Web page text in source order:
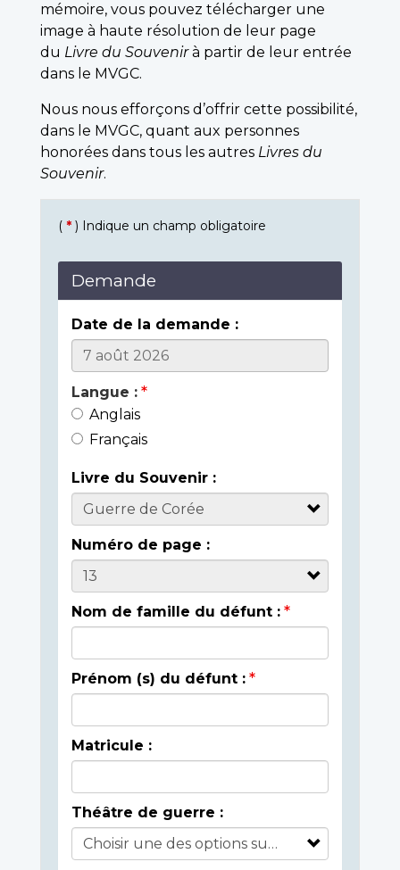
mémoire, vous pouvez télécharger une
image à haute résolution de leur page
du Livre du Souvenirà partir de leur entrée
dans le MVGC.
Nous nous efforçons d’offrir cette possibilité,
dans le MVGC, quant aux personnes
honorées dans tous les autres Livres du
Souvenir.
( * ) Indique un champ obligatoire
Demande
Date de la demande :
Langue :
Anglais
Français
Livre du Souvenir :
Numéro de page :
Nom de famille du défunt :
Prénom (s) du défunt :
Matricule :
Théâtre de guerre :